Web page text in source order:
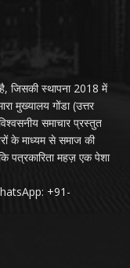
जिसकी स्थापना 2018 में
मुख्यालय गोंडा (उत्तर
समाचार प्रस्तुत
के माध्यम से समाज की
पत्रकारिता महज़ एक पेशा
+91-